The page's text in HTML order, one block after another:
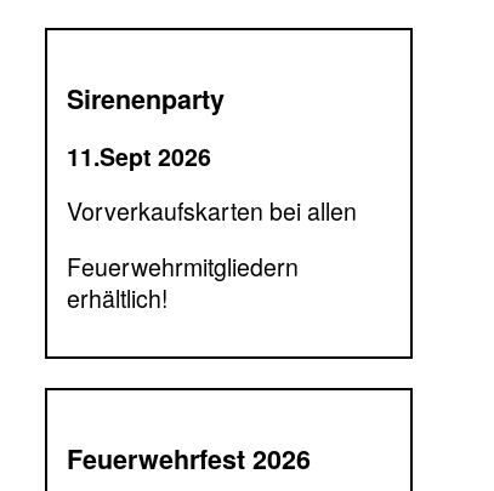
Sirenenparty
11.Sept 2026
Vorverkaufskarten bei allen
Feuerwehrmitgliedern
erhältlich!
Feuerwehrfest 2026